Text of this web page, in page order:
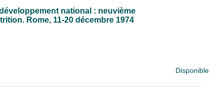
national : neuvième
Rome, 11-20 décembre 1974
Disponible